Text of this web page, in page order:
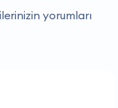
yorumları